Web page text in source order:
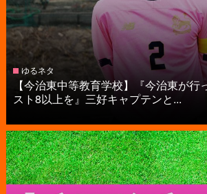
ゆるネタ
【今治東中等教育学校】『今治東が行
スト8以上を』三好キャプテンと...